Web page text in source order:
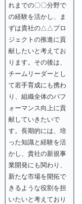
れまでの〇〇分野で
の経験を活かし、ま
ずは貴社の△△プロ
ジェクトの推進に貢
献したいと考えてお
ります。その後は、
チームリーダーとし
て若手育成にも携わ
り、組織全体のパフ
ォーマンス向上に貢
献していきたいで
す。長期的には、培
った知識と経験を活
かし、貴社の新規事
業開発にも関わり、
新たな市場を開拓で
きるような役割を担
いたいと考えており